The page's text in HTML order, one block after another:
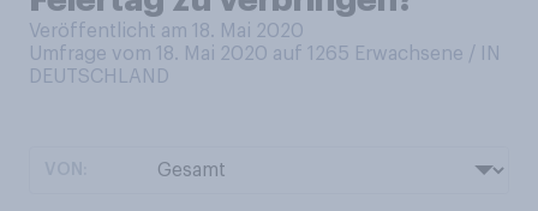
Veröffentlicht am 18. Mai 2020
Umfrage vom 18. Mai 2020 auf 1265 Erwachsene / IN
DEUTSCHLAND